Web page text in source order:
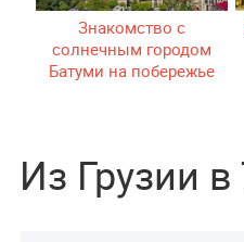
Знакомство с
солнечным городом
Батуми на побережье
Из Грузии